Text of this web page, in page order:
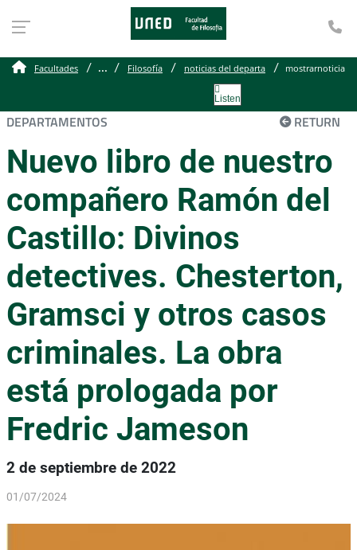
Facultades ... Filosofía noticias del departa mostrarnoticia
Listen
DEPARTAMENTOS RETURN
Nuevo libro de nuestro
compañero Ramón del
Castillo: Divinos
detectives. Chesterton,
Gramsci y otros casos
criminales. La obra
está prologada por
Fredric Jameson
2 de septiembre de 2022
01/07/2024